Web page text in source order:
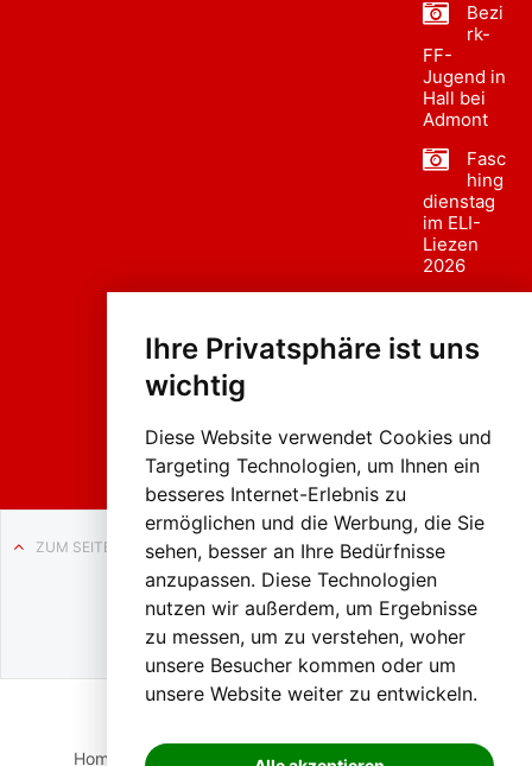
Ihre Privatsphäre ist uns
wichtig
Diese Website verwendet Cookies und
Targeting Technologien, um Ihnen ein
besseres Internet-Erlebnis zu
ermöglichen und die Werbung, die Sie
sehen, besser an Ihre Bedürfnisse
anzupassen. Diese Technologien
nutzen wir außerdem, um Ergebnisse
zu messen, um zu verstehen, woher
unsere Besucher kommen oder um
unsere Website weiter zu entwickeln.
Bezi
rk-
FF-
Jugend in
Hall bei
Admont
Fasc
hing
dienstag
im ELI-
Liezen
2026
sumzug
Liezen
ZUM SEITENANFANG
Auf BLO24.at werben?
+43 (0)664 2226600
Home Suche Login Impressum Datenschutz